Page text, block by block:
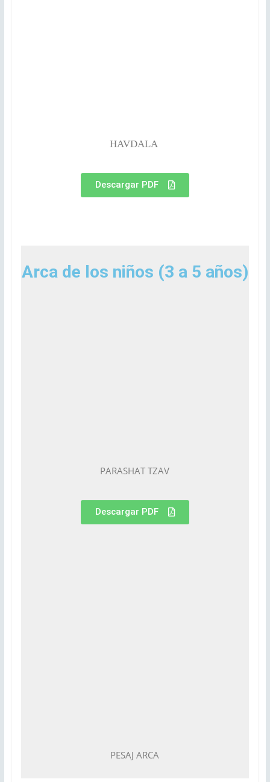
HAVDALA
Descargar PDF
Arca de los niños (3 a 5 años)
PARASHAT TZAV
Descargar PDF
PESAJ ARCA